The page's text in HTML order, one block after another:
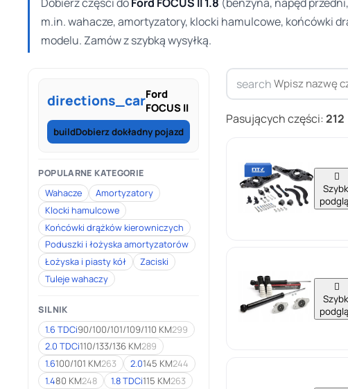
m.in. wahacze, amortyzatory, klocki hamulcowe, końcówki
modelu. Zamów z szybką wysyłką.
directions_carFord
FOCUS II
buildDobierz dokładny pojazd
POPULARNE KATEGORIE
Wahacze
Amortyzatory
Klocki hamulcowe
Końcówki drążków kierowniczych
Poduszki i łożyska amortyzatorów
Łożyska i piasty kół
Zaciski
Tuleje wahaczy
SILNIK
1.6 TDCi90/100/101/109/110 KM299
2.0 TDCi110/133/136 KM289
1.6100/101 KM263 2.0145 KM244
1.480 KM248 1.8 TDCi115 KM263
search
Pasujących części:212

